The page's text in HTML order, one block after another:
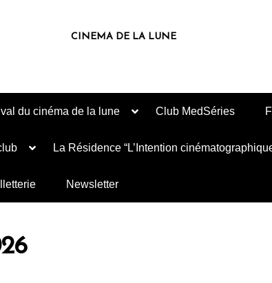
CINEMA DE LA LUNE
du cinéma de la lune Club MedSéries
La Résidence “L’Intention
Newsletter